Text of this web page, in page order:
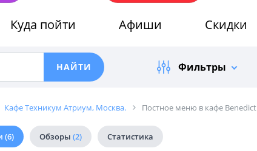
Куда пойти Афиши Скидки
Фильтры
Кафе Техникум Атриум, Москва. Постное меню в кафе Benedict
(6) Обзоры (2) Статистика